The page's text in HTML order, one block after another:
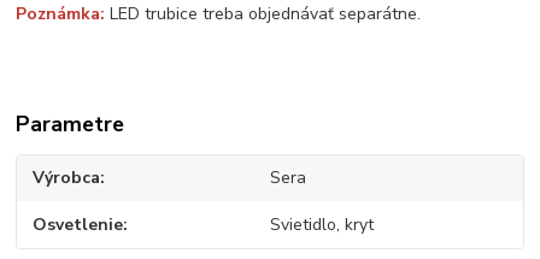
Poznámka:LED trubice treba objednávať separátne.
Parametre
Výrobca Sera
Osvetlenie Svietidlo, kryt